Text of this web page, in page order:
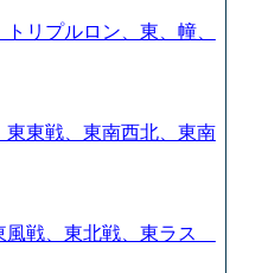
リプルロン、東、幢、
東東戦、東南西北、東南
風戦、東北戦、東ラス